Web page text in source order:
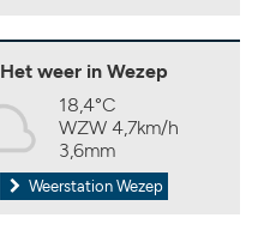
Het weer in Wezep
18,4°C
WZW 4,7km/h
3,6mm
Weerstation Wezep